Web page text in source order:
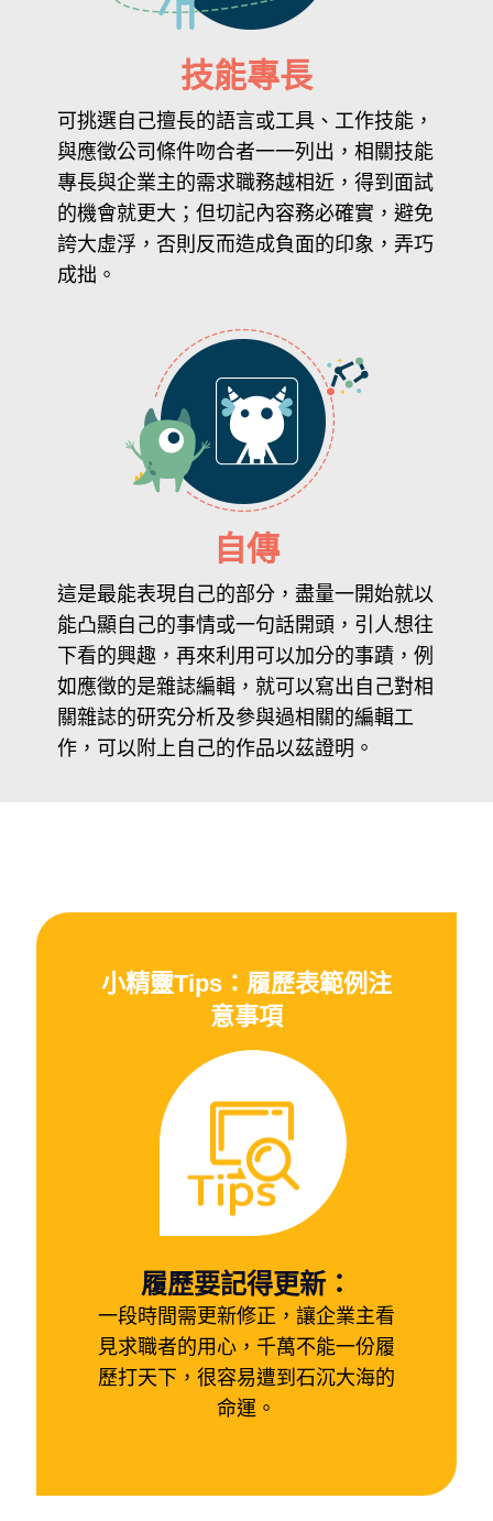
技能專長
可挑選自己擅長的語言或工具、工作技能，
與應徵公司條件吻合者一一列出，相關技能
專長與企業主的需求職務越相近，得到面試
的機會就更大；但切記內容務必確實，避免
誇大虛浮，否則反而造成負面的印象，弄巧
成拙。
自傳
這是最能表現自己的部分，盡量一開始就以
能凸顯自己的事情或一句話開頭，引人想往
下看的興趣，再來利用可以加分的事蹟，例
如應徵的是雜誌編輯，就可以寫出自己對相
關雜誌的研究分析及參與過相關的編輯工
作，可以附上自己的作品以茲證明。
小精靈Tips：履歷表範例注
意事項
履歷要記得更新：
一段時間需更新修正，讓企業主看
見求職者的用心，千萬不能一份履
歷打天下，很容易遭到石沉大海的
命運。